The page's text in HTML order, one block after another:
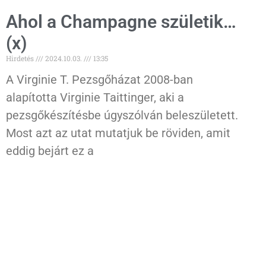
Ahol a Champagne születik…
(x)
Hirdetés 2024.10.03. 13:35
A Virginie T. Pezsgőházat 2008-ban
alapította Virginie Taittinger, aki a
pezsgőkészítésbe úgyszólván beleszületett.
Most azt az utat mutatjuk be röviden, amit
eddig bejárt ez a